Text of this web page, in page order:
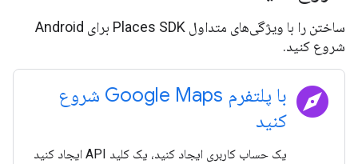
ساختن را با ویژگی‌های متداول Places SDK برای Android
شروع کنید.
explore
با پلتفرم Google Maps شروع
کنید
یک حساب کاربری ایجاد کنید، یک کلید API ایجاد کنید